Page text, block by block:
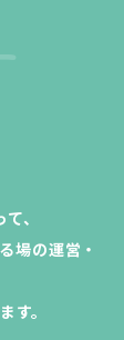
、
場の運営・
す。